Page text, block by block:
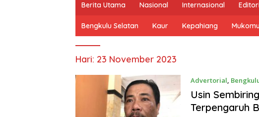
Berita Utama Nasional Internasional
Bengkulu Selatan Kaur Kepahiang
Hari: 23 November 2023
Advertorial,
Usin
Terpengaruh